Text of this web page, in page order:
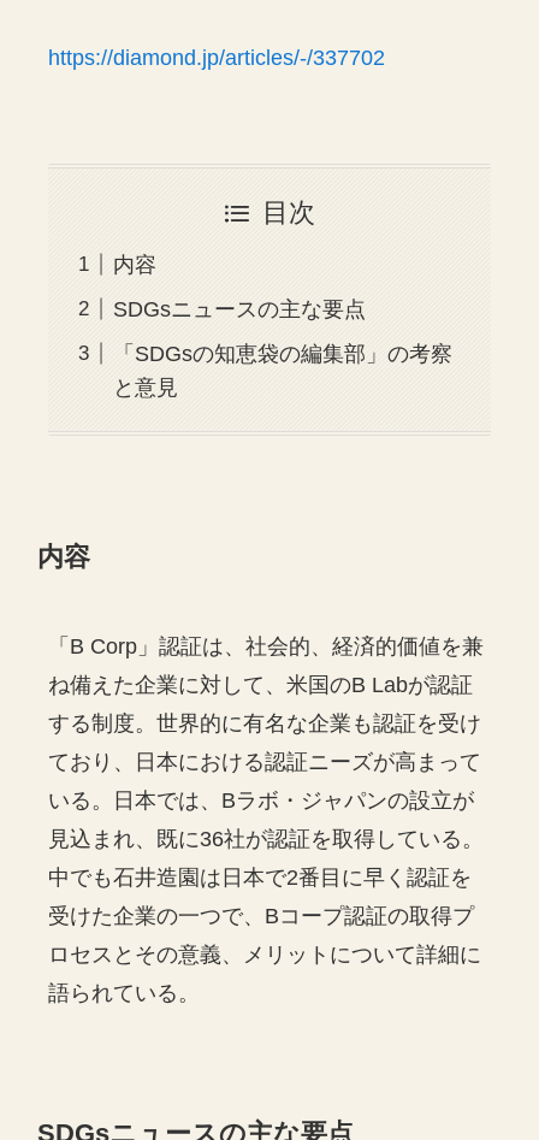
https://diamond.jp/articles/-/337702
目次
内容
SDGsニュースの主な要点
「SDGsの知恵袋の編集部」の考察
と意見
内容
「B Corp」認証は、社会的、経済的価値を兼
ね備えた企業に対して、米国のB Labが認証
する制度。世界的に有名な企業も認証を受け
ており、日本における認証ニーズが高まって
いる。日本では、Bラボ・ジャパンの設立が
見込まれ、既に36社が認証を取得している。
中でも石井造園は日本で2番目に早く認証を
受けた企業の一つで、Bコープ認証の取得プ
ロセスとその意義、メリットについて詳細に
語られている。